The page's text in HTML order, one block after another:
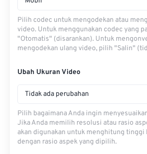
Pilih codec untuk mengodekan atau
video. Untuk menggunakan codec yang
"Otomatis" (disarankan). Untuk
mengodekan ulang video, pilih "Salin"
Ubah Ukuran Video
Tidak ada perubahan
Pilih bagaimana Anda ingin
Jika Anda memilih resolusi atau rasio
akan digunakan untuk menghitung tinggi
dengan rasio aspek yang dipilih.